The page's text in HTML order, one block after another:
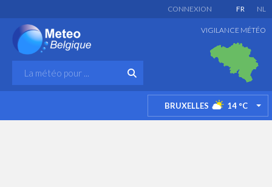
FR NL
CONNEXION
VIGILANCE MÉTÉO
BRUXELLES 14 °C